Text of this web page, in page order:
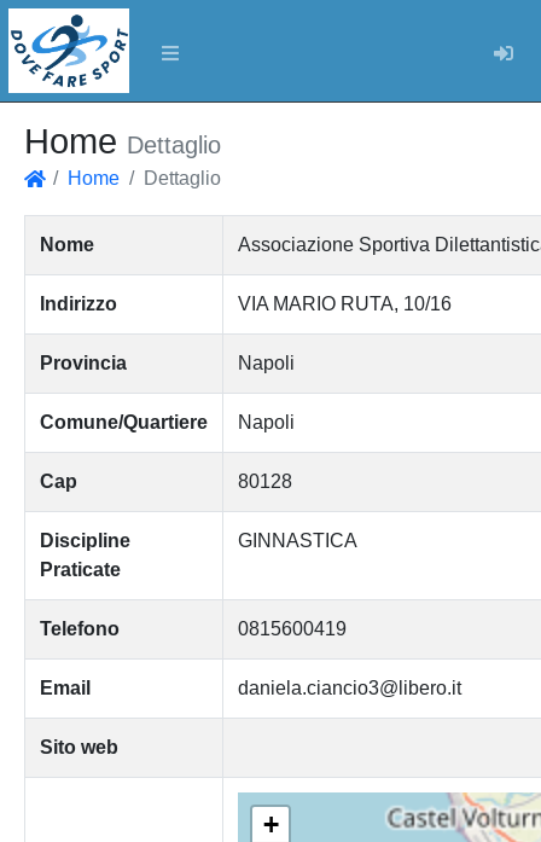
Home Dettaglio
Home Dettaglio
Nome Associazione Sportiva
Indirizzo VIA MARIO RUTA, 10/16
Provincia Napoli
Comune/Quartiere Napoli
Cap 80128
Discipline
Praticate
GINNASTICA
Telefono 0815600419
Email daniela.ciancio3@libero.it
Sito web
+